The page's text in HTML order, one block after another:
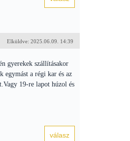
Elküldve: 2025.06.09. 14:39
gyerekek szállításakor
egymást a régi kar és az
19-re lapot húzol és